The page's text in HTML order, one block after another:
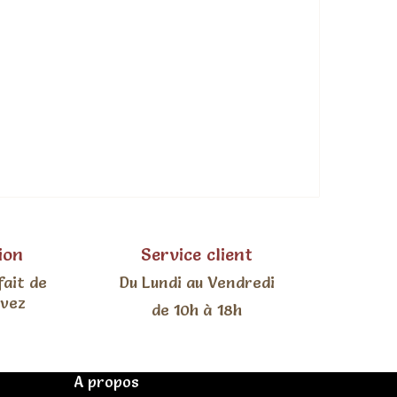
de
Service client
Du Lundi au Vendredi
de 10h à 18h
A propos